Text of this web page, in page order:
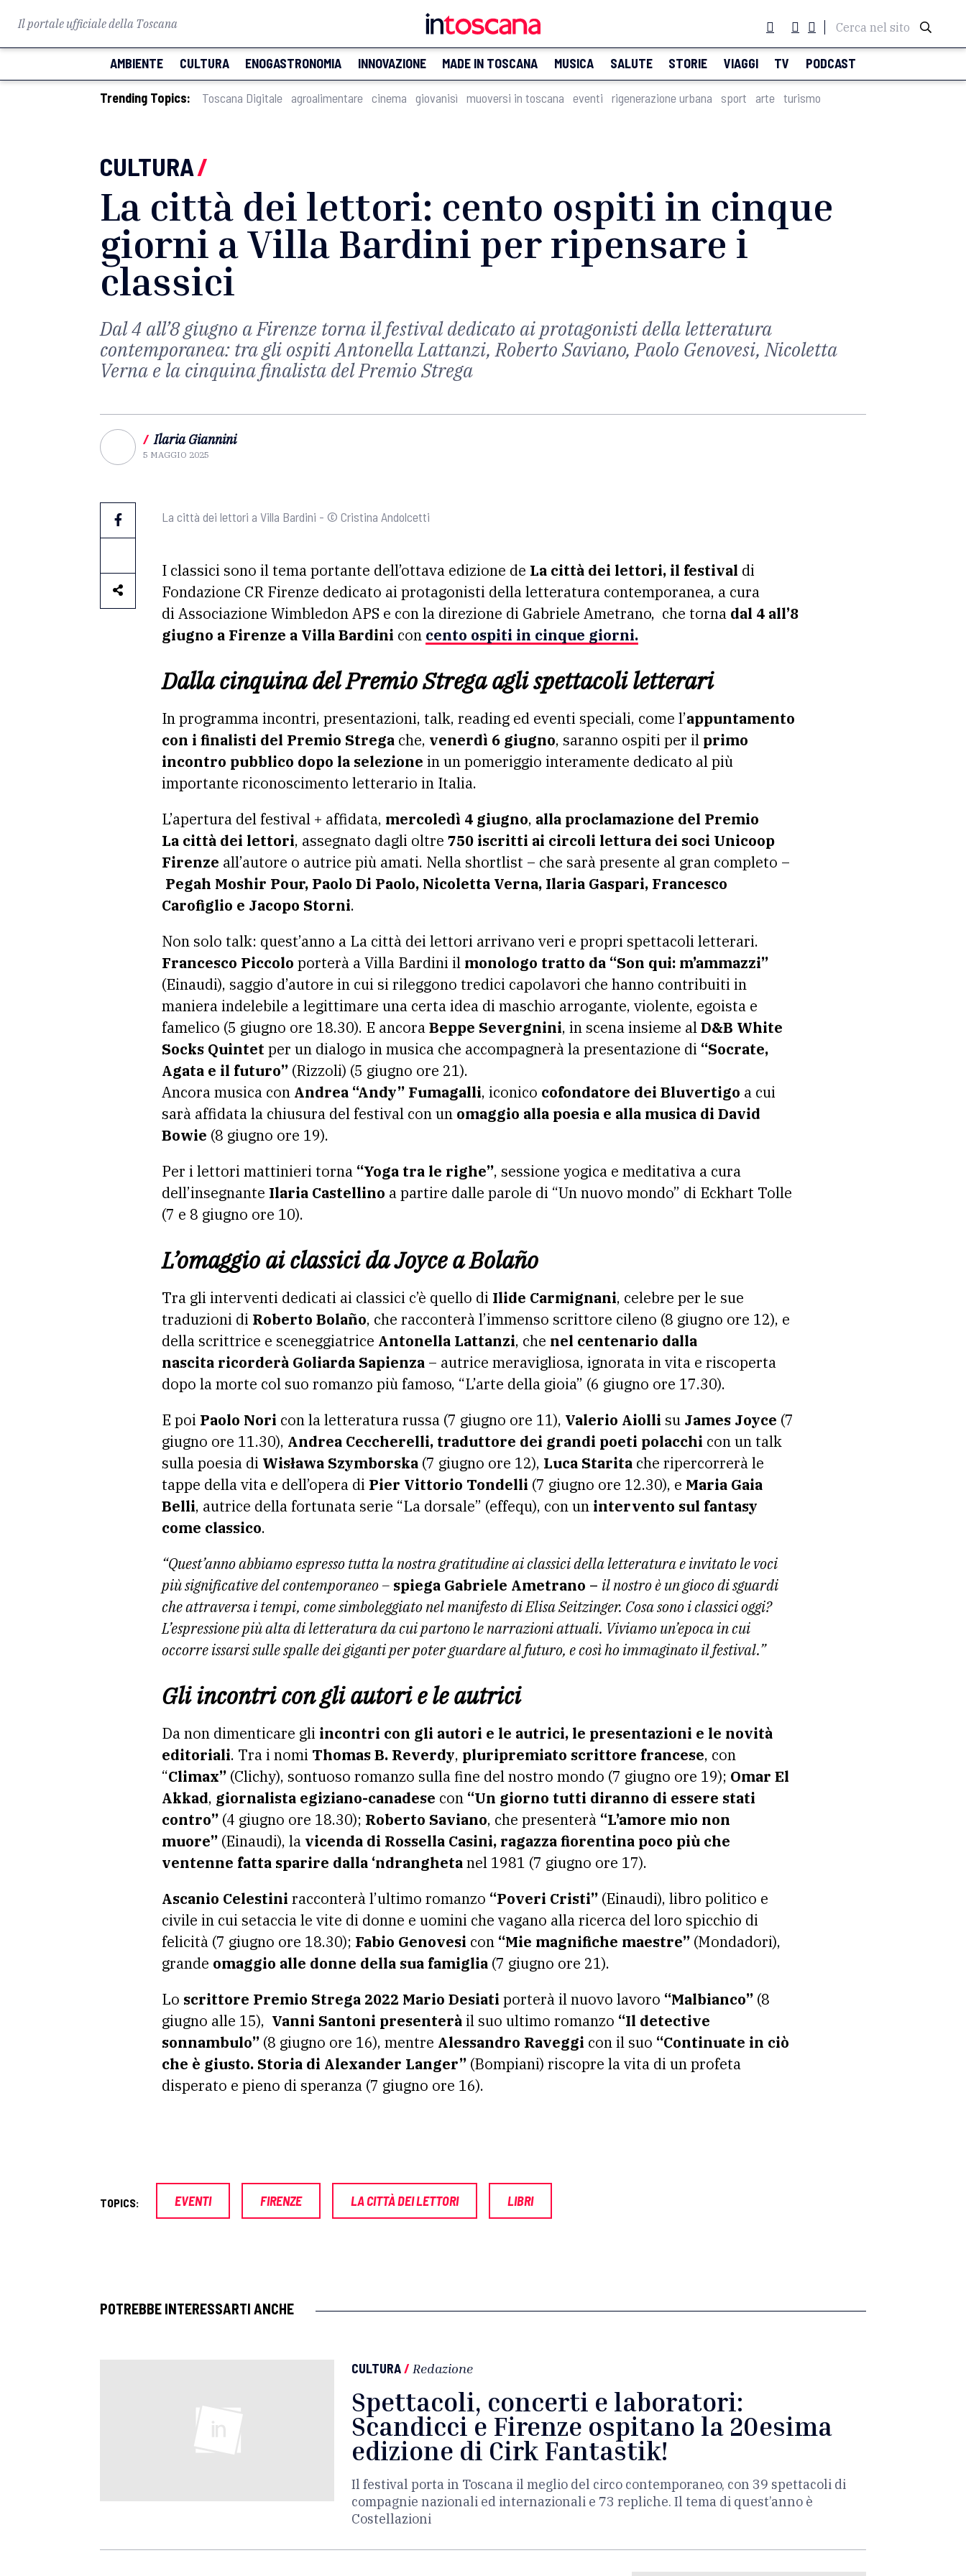
Il portale ufficiale della Toscana Cerca nel sito
AMBIENTE CULTURA ENOGASTRONOMIA INNOVAZIONE MADE IN TOSCANA MUSICA SALUTE STORIE VIAGGI TV PODCAST
Trending Topics: Toscana Digitale agroalimentare cinema giovanisì muoversi in toscana eventi rigenerazione urbana sport arte turismo
CULTURA/
La città dei lettori: cento ospiti in cinque
giorni a Villa Bardini per ripensare i
classici
Dal 4 all’8 giugno a Firenze torna il festival dedicato ai protagonisti della letteratura
contemporanea: tra gli ospiti Antonella Lattanzi, Roberto Saviano, Paolo Genovesi, Nicoletta
Verna e la cinquina finalista del Premio Strega
/ Ilaria Giannini
5 MAGGIO 2025
La città dei lettori a Villa Bardini - © Cristina Andolcetti
I classici sono il tema portante dell’ottava edizione de La città dei lettori, il festival di
Fondazione CR Firenze dedicato ai protagonisti della letteratura contemporanea, a cura
di Associazione Wimbledon APS e con la direzione di Gabriele Ametrano, che torna dal 4 all’8
giugno a Firenze a Villa Bardini con cento ospiti in cinque giorni.
Dalla cinquina del Premio Strega agli spettacoli letterari
In programma incontri, presentazioni, talk, reading ed eventi speciali, come l’appuntamento
con i finalisti del Premio Strega che, venerdì 6 giugno, saranno ospiti per il primo
incontro pubblico dopo la selezione in unpomeriggio interamente dedicato al più
importante riconoscimento letterario in Italia.
L’apertura del festival + affidata, mercoledì 4 giugno, alla proclamazione del Premio
La città dei lettori, assegnato dagli oltre 750 iscritti ai circoli lettura dei soci Unicoop
Firenze all’autore o autrice più amati. Nella shortlist – che sarà presente al gran completo –
Pegah Moshir Pour, Paolo Di Paolo, Nicoletta Verna, Ilaria Gaspari, Francesco
Carofiglio e Jacopo Storni.
Non solo talk: quest’anno a La città dei lettori arrivano veri e propri spettacoli letterari.
Francesco Piccolo porterà a Villa Bardini il monologo tratto da “Son qui: m’ammazzi”
(Einaudi), saggio d’autore in cui si rileggono tredici capolavori che hanno contribuiti in
maniera indelebile a legittimare una certa idea di maschio arrogante, violente, egoista e
famelico (5 giugno ore 18.30). E ancoraBeppe Severgnini, in scena insieme alD&B White
Socks Quintet per un dialogo in musica che accompagnerà la presentazione di “Socrate,
Agata e il futuro” (Rizzoli) (5 giugno ore 21).
Ancora musica con Andrea “Andy” Fumagalli, iconico cofondatore dei Bluvertigo a cui
sarà affidata la chiusura del festival con un omaggio alla poesia e alla musica di David
Bowie (8 giugno ore 19).
Per i lettori mattinieri torna “Yoga tra le righe”, sessione yogica e meditativa a cura
dell’insegnante Ilaria Castellino a partire dalle parole di “Un nuovo mondo” di Eckhart Tolle
(7 e 8 giugno ore 10).
L’omaggio ai classici da Joyce a Bolaño
Tra gli interventi dedicati ai classici c’è quello di Ilide Carmignani, celebre per le sue
traduzioni di Roberto Bolaño, che racconterà l’immenso scrittore cileno (8 giugno ore 12), e
della scrittrice e sceneggiatrice Antonella Lattanzi, che nel centenario dalla
nascita ricorderà Goliarda Sapienza – autrice meravigliosa, ignorata in vita e riscoperta
dopo la morte col suo romanzo più famoso, “L’arte della gioia” (6 giugno ore 17.30).
E poi Paolo Nori con la letteratura russa (7 giugno ore 11), Valerio Aiolli su James Joyce (7
giugno ore 11.30), Andrea Ceccherelli, traduttore dei grandi poeti polacchi con un talk
sulla poesia di Wisława Szymborska (7 giugno ore 12), Luca Starita che ripercorrerà le
tappe della vita e dell’opera di Pier Vittorio Tondelli (7 giugno ore 12.30), e Maria Gaia
Belli, autrice della fortunata serie “La dorsale” (effequ), con un intervento sul fantasy
come classico.
“Quest’anno abbiamo espresso tutta la nostra gratitudine ai classici della letteratura e invitato le voci
più significative del contemporaneo – spiega Gabriele Ametrano – il nostro è un gioco di sguardi
che attraversa i tempi, come simboleggiato nel manifesto di Elisa Seitzinger. Cosa sono i classici oggi?
L’espressione più alta di letteratura da cui partono le narrazioni attuali. Viviamo un’epoca in cui
occorre issarsi sulle spalle dei giganti per poter guardare al futuro, e così ho immaginato il festival.”
Gli incontri con gli autori e le autrici
Da non dimenticare gli incontri con gli autori e le autrici, le presentazioni e le novità
editoriali. Tra i nomi Thomas B. Reverdy, pluripremiato scrittore francese, con
“Climax” (Clichy), sontuoso romanzo sulla fine del nostro mondo (7 giugno ore 19); Omar El
Akkad, giornalista egiziano-canadese con “Un giorno tutti diranno di essere stati
contro” (4 giugno ore 18.30); Roberto Saviano, che presenterà “L’amore mio non
muore” (Einaudi), la vicenda di Rossella Casini, ragazza fiorentina poco più che
ventenne fatta sparire dalla ‘ndranghetanel 1981 (7 giugno ore 17).
Ascanio Celestini racconterà l’ultimo romanzo “Poveri Cristi” (Einaudi), libro politico e
civile in cui setaccia le vite di donne e uomini che vagano alla ricerca del loro spicchio di
felicità (7 giugno ore 18.30); Fabio Genovesi con “Mie magnifiche maestre” (Mondadori),
grande omaggio alle donne della sua famiglia (7 giugno ore 21).
Lo scrittore Premio Strega 2022 Mario Desiati porterà il nuovo lavoro “Malbianco” (8
giugno alle 15), Vanni Santoni presenteràil suo ultimo romanzo “Il detective
sonnambulo” (8 giugno ore 16), mentre Alessandro Raveggi con il suo “Continuate in ciò
che è giusto. Storia di Alexander Langer” (Bompiani) riscopre la vita di un profeta
disperato e pieno di speranza (7 giugno ore 16).
TOPICS: EVENTI FIRENZE LA CITTÀ DEI LETTORI LIBRI
POTREBBE INTERESSARTI ANCHE
CULTURA/ Redazione
Spettacoli, concerti e laboratori:
Scandicci e Firenze ospitano la 20esima
edizione di Cirk Fantastik!
Il festival porta in Toscana il meglio del circo contemporaneo, con 39 spettacoli di
compagnie nazionali ed internazionali e 73 repliche. Il tema di quest’anno è
Costellazioni